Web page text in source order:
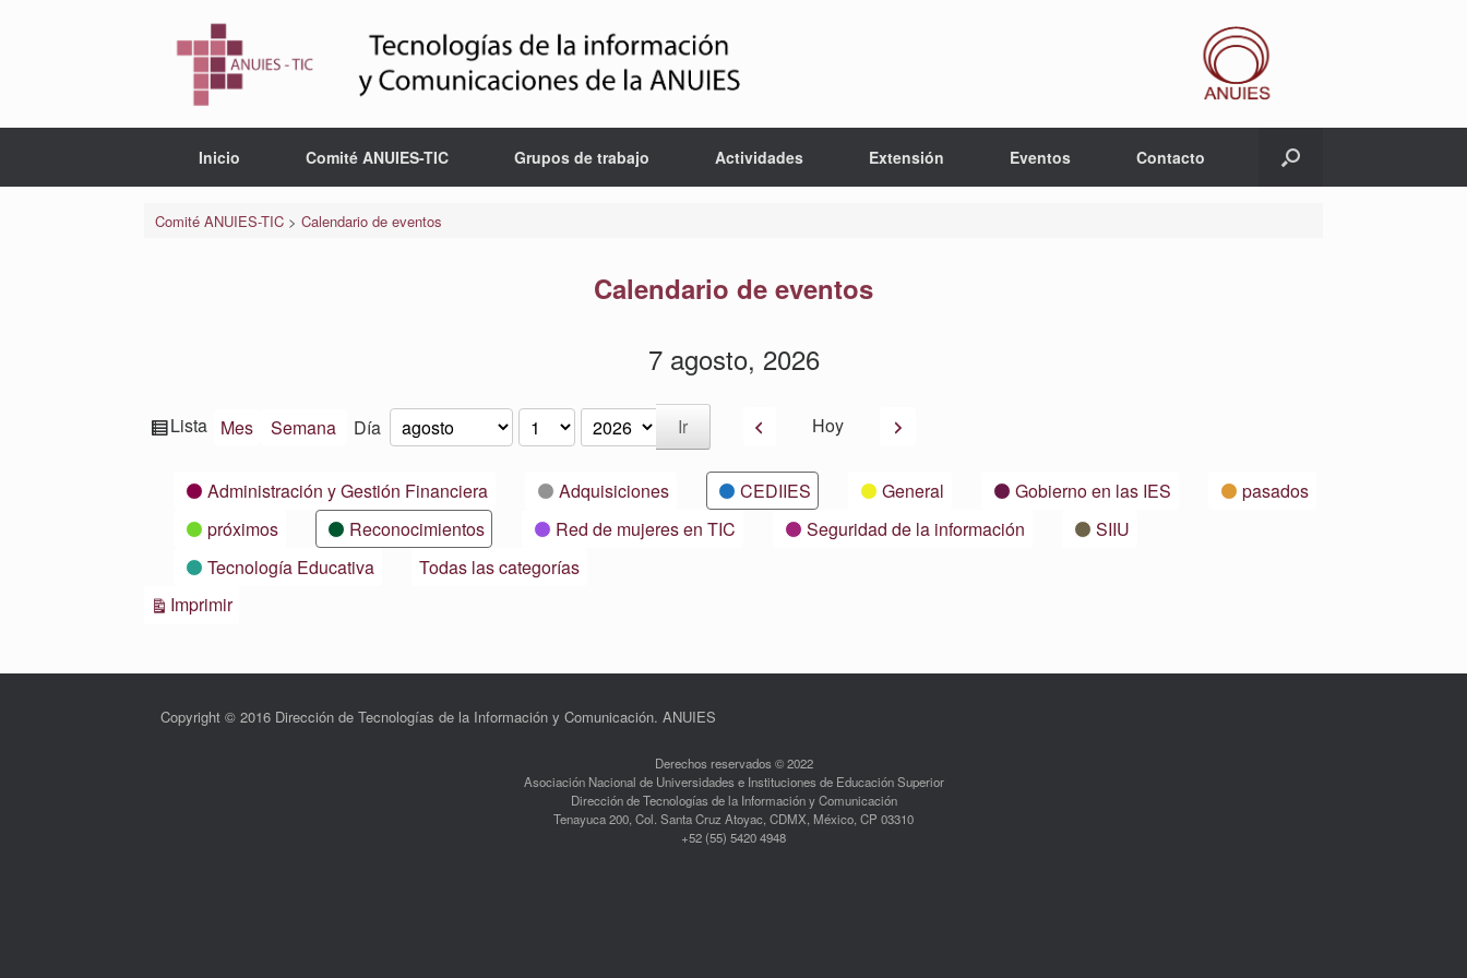
Inicio Comité ANUIES-TIC Grupos de trabajo Actividades Extensión Eventos Contacto
Comité ANUIES-TIC> Calendario de eventos
Calendario de eventos
7 agosto, 2026
Ver
Lista Mes Semana Día Mes
Día
Año AnteriorHoy Siguiente
CategoríasAdministración y Gestión Financiera Adquisiciones CEDIIES General Gobierno en las IES
pasados
próximos
Reconocimientos Red de mujeres en TIC Seguridad de la información
SIIU
Tecnología Educativa
Todas las categorías
ImprimirVistas
Copyright © 2016 Dirección de Tecnologías de la Información y Comunicación. ANUIES
Derechos reservados © 2022
Asociación Nacional de Universidades e Instituciones de Educación Superior
Dirección de Tecnologías de la Información y Comunicación
Tenayuca 200, Col. Santa Cruz Atoyac, CDMX, México, CP 03310
+52 (55) 5420 4948